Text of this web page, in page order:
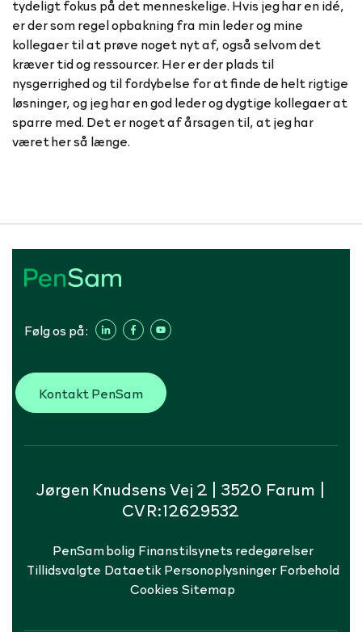
tydeligt fokus på det menneskelige. Hvis jeg har en idé,
er der som regel opbakning fra min leder og mine
kollegaer til at prøve noget nyt af, også selvom det
kræver tid og ressourcer. Her er der plads til
nysgerrighed og til fordybelse for at finde de helt rigtige
løsninger, og jeg har en god leder og dygtige kollegaer at
sparre med. Det er noget af årsagen til, at jeg har
været her så længe.
Følg os på:
Kontakt PenSam
Jørgen Knudsens Vej 2 | 3520 Farum |
CVR:12629532
PenSam bolig Finanstilsynets redegørelser
Tillidsvalgte Dataetik Personoplysninger Forbehold
Cookies Sitemap